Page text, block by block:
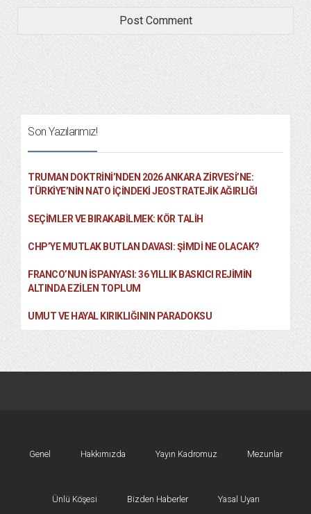
Son Yazılarımız!
TRUMAN DOKTRINI’NDEN 2026 ANKARA ZIRVESI’NE:
TÜRKIYE’NIN NATO İÇINDEKI JEOSTRATEJIK AĞIRLIĞI
SEÇIMLER VE BIRAKABILMEK: KÖR TALIH
CHP’YE MUTLAK BUTLAN DAVASI: ŞİMDİ NE OLACAK?
FRANCO’NUN İSPANYASI: 36 YILLIK BASKICI REJIMIN
ALTINDA EZILEN TOPLUM
UMUT VE HAYAL KIRIKLIĞININ PARADOKSU
Genel Hakkımızda Yayın Kadromuz Mezunlar
Ünlü Köşesi Bizden Haberler Yasal Uyarı